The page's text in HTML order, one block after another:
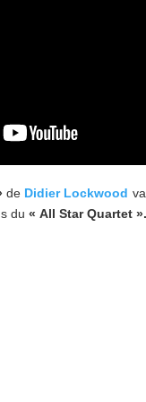
de Didier Lockwood
du « All Star Quartet ».